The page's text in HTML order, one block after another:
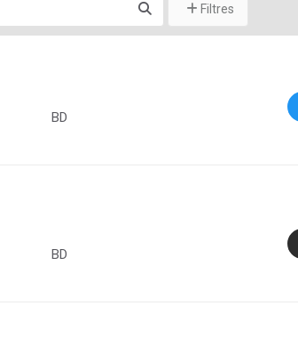
Filtres
BD
BD